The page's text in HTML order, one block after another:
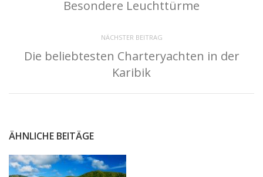
Besondere Leuchttürme
NÄCHSTER BEITRAG
Die beliebtesten Charteryachten in der
Karibik
ÄHNLICHE BEITÄGE